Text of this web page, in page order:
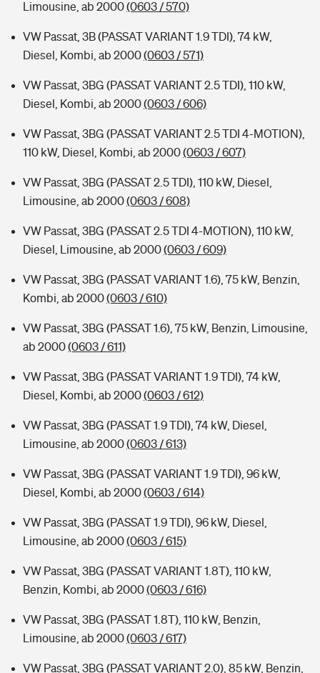
Limousine, ab 2000(0603 / 570)
VW Passat, 3B (PASSAT VARIANT 1.9 TDI), 74 kW,
Diesel, Kombi, ab 2000(0603 / 571)
VW Passat, 3BG (PASSAT VARIANT 2.5 TDI), 110 kW,
Diesel, Kombi, ab 2000(0603 / 606)
VW Passat, 3BG (PASSAT VARIANT 2.5 TDI 4-MOTION),
110 kW, Diesel, Kombi, ab 2000(0603 / 607)
VW Passat, 3BG (PASSAT 2.5 TDI), 110 kW, Diesel,
Limousine, ab 2000(0603 / 608)
VW Passat, 3BG (PASSAT 2.5 TDI 4-MOTION), 110 kW,
Diesel, Limousine, ab 2000(0603 / 609)
VW Passat, 3BG (PASSAT VARIANT 1.6), 75 kW, Benzin,
Kombi, ab 2000(0603 / 610)
VW Passat, 3BG (PASSAT 1.6), 75 kW, Benzin, Limousine,
ab 2000(0603 / 611)
VW Passat, 3BG (PASSAT VARIANT 1.9 TDI), 74 kW,
Diesel, Kombi, ab 2000(0603 / 612)
VW Passat, 3BG (PASSAT 1.9 TDI), 74 kW, Diesel,
Limousine, ab 2000(0603 / 613)
VW Passat, 3BG (PASSAT VARIANT 1.9 TDI), 96 kW,
Diesel, Kombi, ab 2000(0603 / 614)
VW Passat, 3BG (PASSAT 1.9 TDI), 96 kW, Diesel,
Limousine, ab 2000(0603 / 615)
VW Passat, 3BG (PASSAT VARIANT 1.8T), 110 kW,
Benzin, Kombi, ab 2000(0603 / 616)
VW Passat, 3BG (PASSAT 1.8T), 110 kW, Benzin,
Limousine, ab 2000(0603 / 617)
VW Passat, 3BG (PASSAT VARIANT 2.0), 85 kW, Benzin,